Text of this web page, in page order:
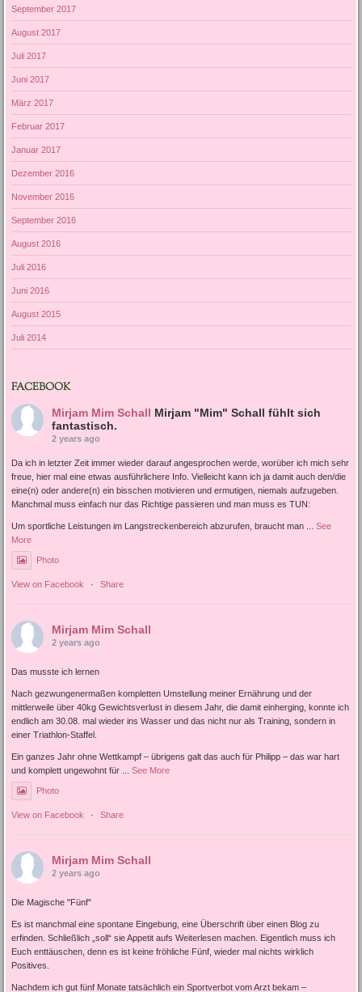
September 2017
August 2017
Juli 2017
Juni 2017
März 2017
Februar 2017
Januar 2017
Dezember 2016
November 2016
September 2016
August 2016
Juli 2016
Juni 2016
August 2015
Juli 2014
FACEBOOK
Mirjam Mim Schall Mirjam "Mim" Schall fühlt sich
fantastisch.
2 years ago
Da ich in letzter Zeit immer wieder darauf angesprochen werde, worüber ich mich sehr
freue, hier mal eine etwas ausführlichere Info. Vielleicht kann ich ja damit auch den/die
eine(n) oder andere(n) ein bisschen motivieren und ermutigen, niemals aufzugeben.
Manchmal muss einfach nur das Richtige passieren und man muss es TUN:
Um sportliche Leistungen im Langstreckenbereich abzurufen, braucht man
See
More
Photo
View on Facebook · Share
Mirjam Mim Schall
2 years ago
Das musste ich lernen
Nach gezwungenermaßen kompletten Umstellung meiner Ernährung und der
mittlerweile über 40kg Gewichtsverlust in diesem Jahr, die damit einherging, konnte ich
endlich am 30.08. mal wieder ins Wasser und das nicht nur als Training, sondern in
einer Triathlon-Staffel.
Ein ganzes Jahr ohne Wettkampf – übrigens galt das auch für Philipp – das war hart
und komplett ungewohnt für
See More
Photo
View on Facebook · Share
Mirjam Mim Schall
2 years ago
Die Magische "Fünf"
Es ist manchmal eine spontane Eingebung, eine Überschrift über einen Blog zu
erfinden. Schließlich „soll“ sie Appetit aufs Weiterlesen machen. Eigentlich muss ich
Euch enttäuschen, denn es ist keine fröhliche Fünf, wieder mal nichts wirklich
Positives.
Nachdem ich gut fünf Monate tatsächlich ein Sportverbot vom Arzt bekam –